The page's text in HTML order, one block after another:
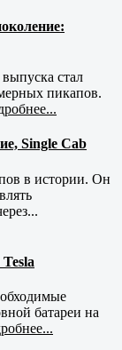
стал
пикапов.
Single Cab
в истории. Он
батареи на